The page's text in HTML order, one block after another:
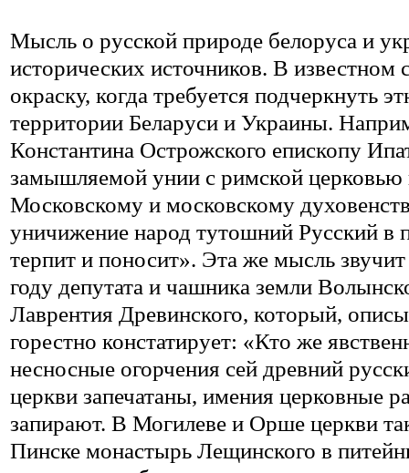
Мысль о русской природе белоруса и
исторических источников. В
окраску, когда требуется подчеркнуть
территории Беларуси и Украины.
Константина Острожского епископу
замышляемой унии с римской
Московскому и московскому
уничижение народ тутошний Русский в
терпит и поносит». Эта же мысль
году депутата и чашника земли
Лаврентия Древинского, который,
горестно констатирует: «Кто же
несносные огорчения сей древний
церкви запечатаны, имения церковные
запирают. В Могилеве и Орше церкви
Пинске монастырь Лещинского в